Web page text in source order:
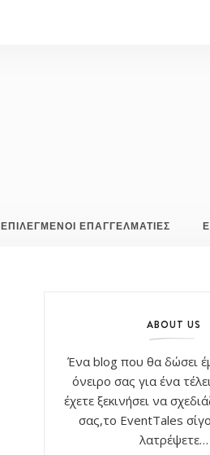
ΕΠΙΛΕΓΜΕΝΟΙ ΕΠΑΓΓΕΛΜΑΤΙΕΣ
ABOUT US
Ένα blog που θα δώσει
όνειρο σας για ένα
έχετε ξεκινήσει να
σας,το EventTales
λατρέψετε…